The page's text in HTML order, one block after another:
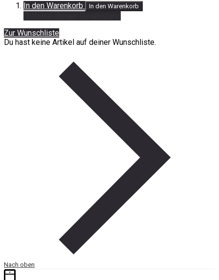
In den Warenkorb
In den Warenkorb
Zur Wunschliste
Du hast keine Artikel auf deiner Wunschliste.
Nach oben